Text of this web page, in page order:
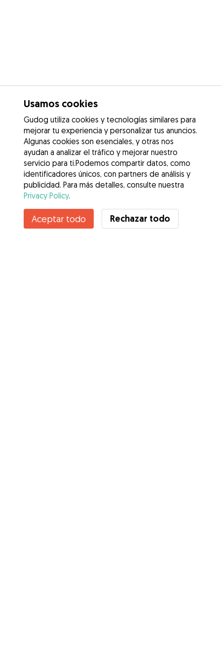
Contacta con Miriam
¿Conoces los Beneficios de Gudog? Ver más
Usamos cookies
Gudog utiliza cookies y tecnologías similares para
mejorar tu experiencia y personalizar tus anuncios.
Algunas cookies son esenciales, y otras nos
ayudan a analizar el tráfico y mejorar nuestro
servicio para ti.Podemos compartir datos, como
identificadores únicos, con partners de análisis y
publicidad. Para más detalles, consulte nuestra
Privacy Policy.
Aceptar todo Rechazar todo